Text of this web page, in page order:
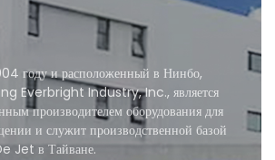
году и расположенный в Нинбо,
Everbright Industry, Inc., является
производителем оборудования для
и служит производственной базой
Jet в Тайване.